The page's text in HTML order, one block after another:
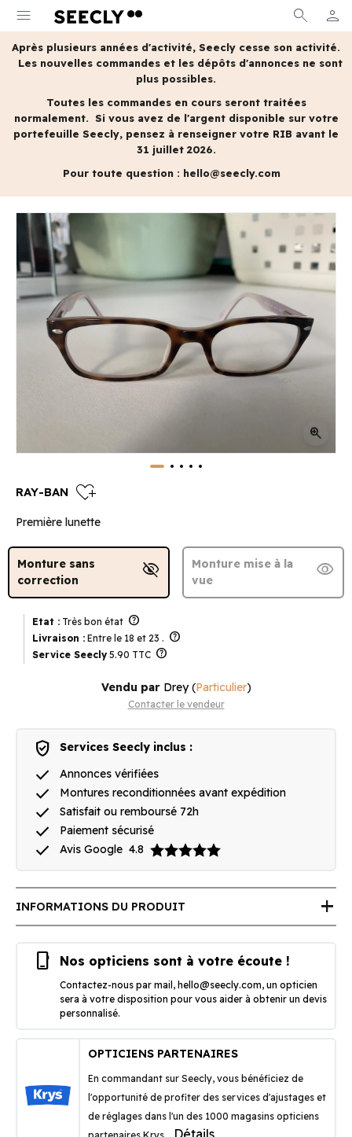
menu search person
MON
Après plusieurs années d'activité, Seecly cesse son activité.
Les nouvelles commandes et les dépôts d'annonces ne sont
plus possibles.
Toutes les commandes en cours seront traitées
normalement. Si vous avez de l'argent disponible sur votre
portefeuille Seecly, pensez à renseigner votre RIB avant le
31 juillet 2026.
Pour toute question : hello@seecly.com
zoom_in
RAY-BAN heart_plus
Première lunette
Monture sans
correction
visibility_off
Monture mise à la
vue
visibility
Etat : Très bon état help
Livraison : Entre le 18 et 23 . help
Service Seecly 5.90 TTC help
Vendu par Drey(Particulier)
Contacter le vendeur
verified_user Services Seecly inclus :
done Annonces vérifiées
done Montures reconditionnées avant expédition
done Satisfait ou remboursé 72h
done Paiement sécurisé
done Avis Google 4.8
INFORMATIONS DU PRODUIT add
phone_iphone Nos opticiens sont à votre écoute !
Contactez-nous par mail, hello@seecly.com, un opticien
sera à votre disposition pour vous aider à obtenir un devis
personnalisé.
OPTICIENS PARTENAIRES
En commandant sur Seecly, vous bénéficiez de
l'opportunité de profiter des services d'ajustages et
de réglages dans l'un des 1000 magasins opticiens
partenaires Krys.
Détails